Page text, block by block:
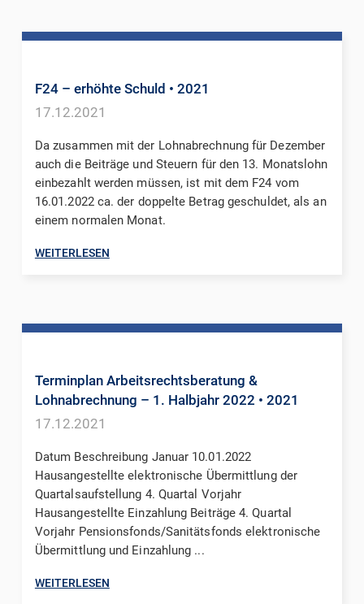
F24 – erhöhte Schuld • 2021
17.12.2021
Da zusammen mit der Lohnabrechnung für Dezember
auch die Beiträge und Steuern für den 13. Monatslohn
einbezahlt werden müssen, ist mit dem F24 vom
16.01.2022 ca. der doppelte Betrag geschuldet, als an
einem normalen Monat.
WEITERLESEN
Terminplan Arbeitsrechtsberatung &
Lohnabrechnung – 1. Halbjahr 2022 • 2021
17.12.2021
Datum Beschreibung Januar 10.01.2022
Hausangestellte elektronische Übermittlung der
Quartalsaufstellung 4. Quartal Vorjahr
Hausangestellte Einzahlung Beiträge 4. Quartal
Vorjahr Pensionsfonds/Sanitätsfonds elektronische
Übermittlung und Einzahlung ...
WEITERLESEN